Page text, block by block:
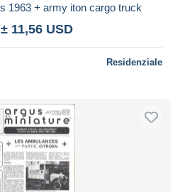
1963 + army iton cargo truck
± 11,56 USD
Residenziale